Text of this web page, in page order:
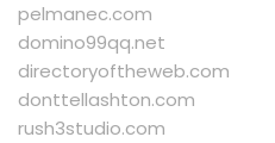
pelmanec.com
domino99qq.net
directoryoftheweb.com
donttellashton.com
rush3studio.com